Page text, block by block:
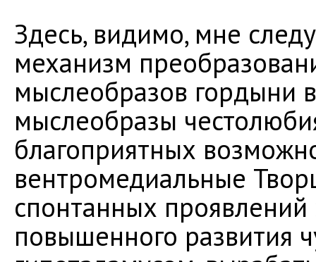
Здесь, видимо, мне
механизм
мыслеобразов гордыни
мыслеобразы
благоприятных
вентромедиальные
спонтанных
повышенного развития